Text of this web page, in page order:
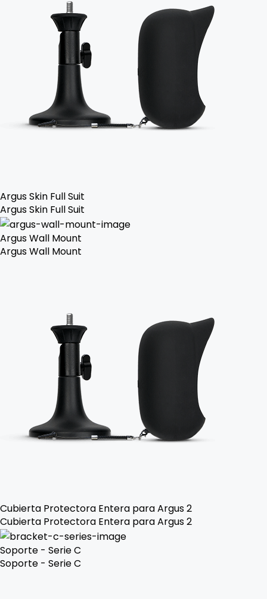
Argus Skin Full Suit
Argus Skin Full Suit
Argus Wall Mount
Argus Wall Mount
Cubierta Protectora Entera para Argus 2
Cubierta Protectora Entera para Argus 2
Soporte - Serie C
Soporte - Serie C